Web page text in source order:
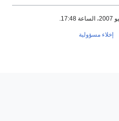
إخلاء مسؤولية